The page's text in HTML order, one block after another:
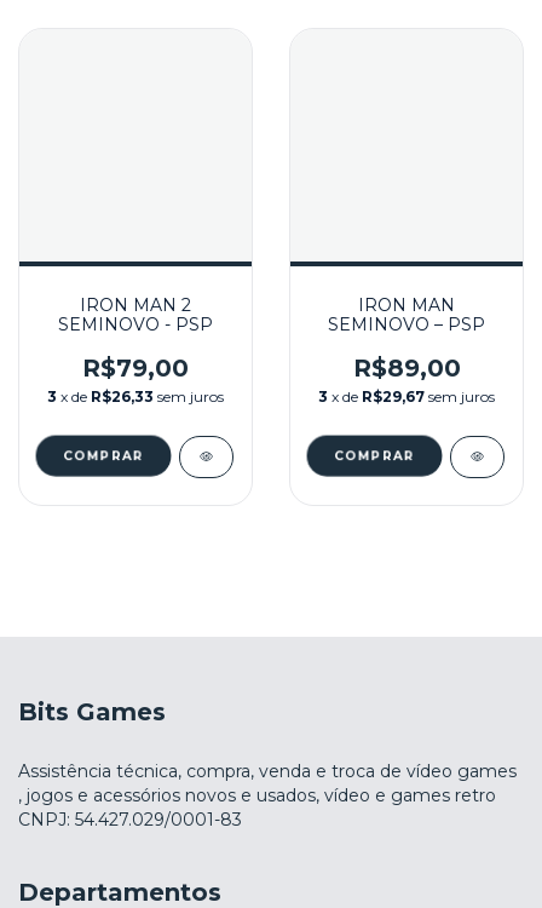
IRON MAN 2
SEMINOVO - PSP
R$79,00
3 x de R$26,33 sem juros
IRON MAN
SEMINOVO – PSP
R$89,00
3 x de R$29,67 sem juros
Bits Games
Assistência técnica, compra, venda e troca de vídeo games
, jogos e acessórios novos e usados, vídeo e games retro
CNPJ: 54.427.029/0001-83
Departamentos